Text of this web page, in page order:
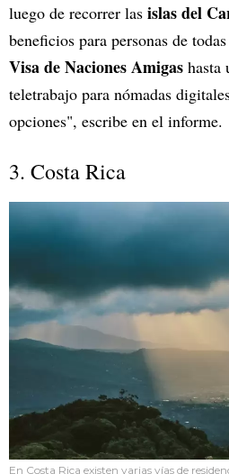
luego de recorrer las islas del
beneficios para personas de
Visa de Naciones Amigas hasta
teletrabajo para nómadas
opciones", escribe en el informe.
3. Costa Rica
En Costa Rica existen varias vías de